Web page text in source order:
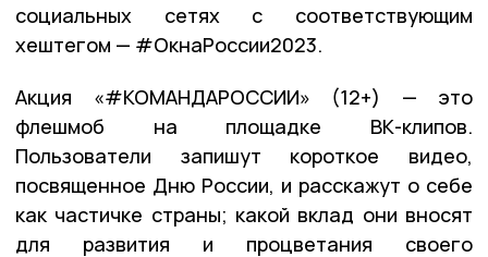
социальных сетях с соответствующим
хештегом — #ОкнаРоссии2023.
Акция «#КОМАНДАРОССИИ» (12+) — это
флешмоб на площадке ВК-клипов.
Пользователи запишут короткое видео,
посвященное Дню России, и расскажут о себе
как частичке страны; какой вклад они вносят
для развития и процветания своего